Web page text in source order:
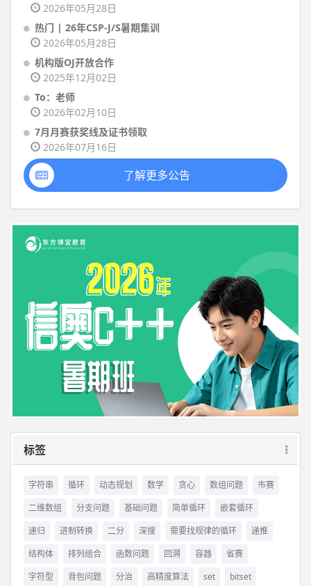
2026年05月28日
热门 | 26年CSP-J/S暑期集训
2026年05月28日
机构版OJ开放合作
2025年12月02日
To：老师
2026年02月10日
7月月赛获奖线及证书领取
2026年07月16日
了解更多公告
标签
字符串 循环 动态规划 数学 贪心 数组问题
市赛
二维数组
分支问题 基础问题 简单循环
嵌套循环
递归
进制转换 二分 深搜 需要找规律的循环
递推
结构体
排列组合 函数问题 回溯 容器
省赛
字符型
背包问题 分治 高精度算法 set bitset